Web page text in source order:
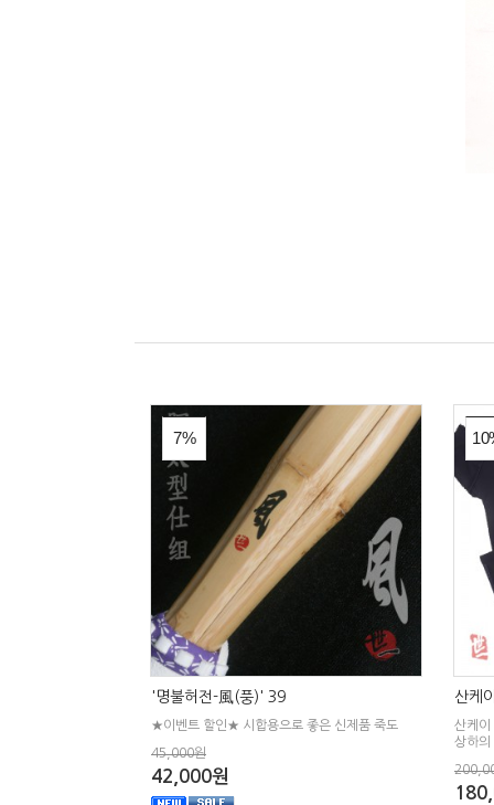
7%
'명불허전-風(풍)' 39
★이벤트 할인★ 시합용으로 좋은 신제품 죽도
45,000원
42,000원
산케
산케이
상하의